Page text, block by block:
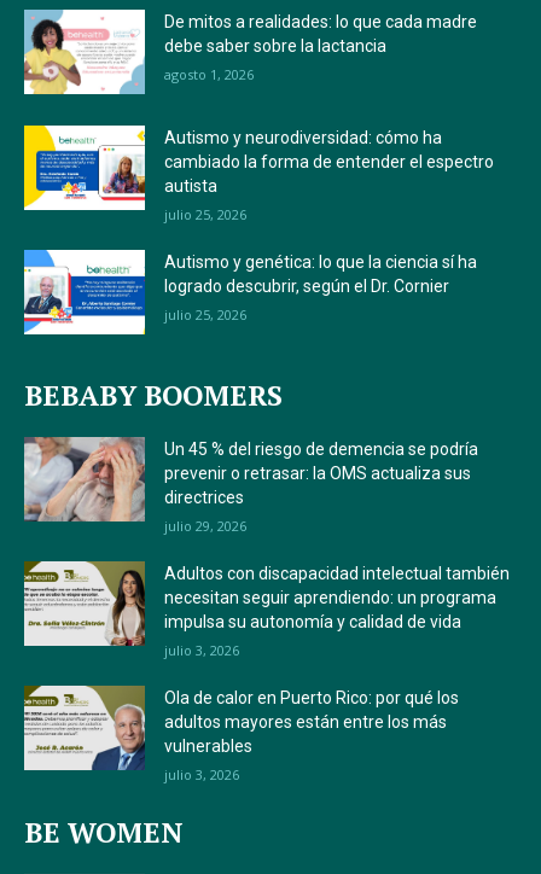
De mitos a realidades: lo que cada madre
debe saber sobre la lactancia
agosto 1, 2026
Autismo y neurodiversidad: cómo ha
cambiado la forma de entender el espectro
autista
julio 25, 2026
Autismo y genética: lo que la ciencia sí ha
logrado descubrir, según el Dr. Cornier
julio 25, 2026
BEBABY BOOMERS
Un 45 % del riesgo de demencia se podría
prevenir o retrasar: la OMS actualiza sus
directrices
julio 29, 2026
Adultos con discapacidad intelectual también
necesitan seguir aprendiendo: un programa
impulsa su autonomía y calidad de vida
julio 3, 2026
Ola de calor en Puerto Rico: por qué los
adultos mayores están entre los más
vulnerables
julio 3, 2026
BE WOMEN